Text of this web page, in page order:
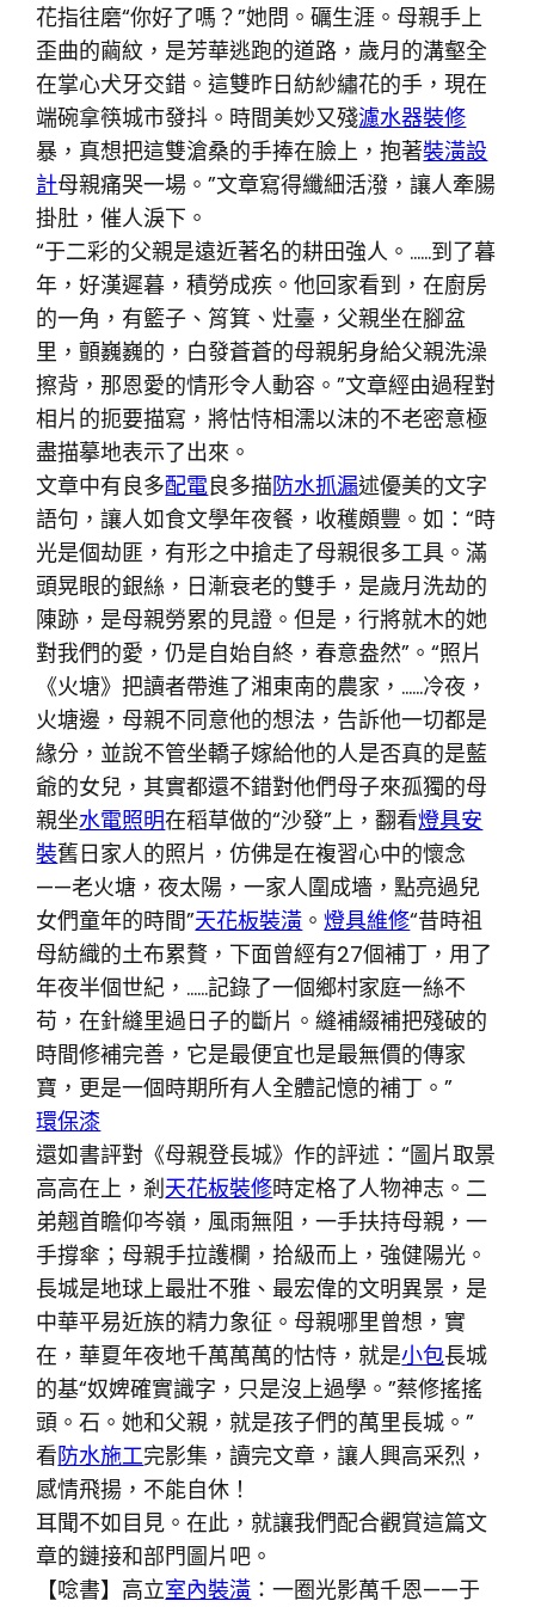
花指往磨“你好了嗎？”她問。礪生涯。母親手上
歪曲的繭紋，是芳華逃跑的道路，歲月的溝壑全
在掌心犬牙交錯。這雙昨日紡紗繡花的手，現在
端碗拿筷城市發抖。時間美妙又殘濾水器裝修
暴，真想把這雙滄桑的手捧在臉上，抱著裝潢設
計母親痛哭一場。”文章寫得纖細活潑，讓人牽腸
掛肚，催人淚下。
“于二彩的父親是遠近著名的耕田強人。……到了暮
年，好漢遲暮，積勞成疾。他回家看到，在廚房
的一角，有籃子、筲箕、灶臺，父親坐在腳盆
里，顫巍巍的，白發蒼蒼的母親躬身給父親洗澡
擦背，那恩愛的情形令人動容。”文章經由過程對
相片的扼要描寫，將怙恃相濡以沫的不老密意極
盡描摹地表示了出來。
文章中有良多配電良多描防水抓漏述優美的文字
語句，讓人如食文學年夜餐，收穫頗豐。如：“時
光是個劫匪，有形之中搶走了母親很多工具。滿
頭晃眼的銀絲，日漸衰老的雙手，是歲月洗劫的
陳跡，是母親勞累的見證。但是，行將就木的她
對我們的愛，仍是自始自終，春意盎然”。“照片
《火塘》把讀者帶進了湘東南的農家，……冷夜，
火塘邊，母親不同意他的想法，告訴他一切都是
緣分，並說不管坐轎子嫁給他的人是否真的是藍
爺的女兒，其實都還不錯對他們母子來孤獨的母
親坐水電照明在稻草做的“沙發”上，翻看燈具安
裝舊日家人的照片，仿佛是在複習心中的懷念
——老火塘，夜太陽，一家人圍成墻，點亮過兒
女們童年的時間”天花板裝潢 。燈具維修“昔時祖
母紡織的土布累贅，下面曾經有27個補丁，用了
年夜半個世紀，……記錄了一個鄉村家庭一絲不
苟，在針縫里過日子的斷片。縫補綴補把殘破的
時間修補完善，它是最便宜也是最無價的傳家
寶，更是一個時期所有人全體記憶的補丁。”
環保漆
還如書評對《母親登長城》作的評述：“圖片取景
高高在上，剎天花板裝修時定格了人物神志。二
弟翹首瞻仰岑嶺，風雨無阻，一手扶持母親，一
手撐傘；母親手拉護欄，拾級而上，強健陽光。
長城是地球上最壯不雅、最宏偉的文明異景，是
中華平易近族的精力象征。母親哪里曾想，實
在，華夏年夜地千萬萬萬的怙恃，就是小包長城
的基“奴婢確實識字，只是沒上過學。”蔡修搖搖
頭。石。她和父親，就是孩子們的萬里長城。”
看防水施工完影集，讀完文章，讓人興高采烈，
感情飛揚，不能自休！
耳聞不如目見。在此，就讓我們配合觀賞這篇文
章的鏈接和部門圖片吧。‎
【唸書】高立室內裝潢 ：一圈光影萬千恩——于